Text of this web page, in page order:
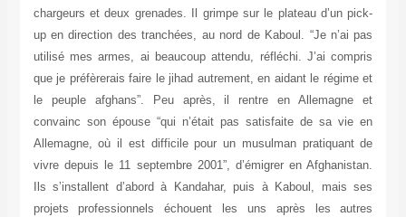
chargeurs et deux grenades. Il grimpe sur le plateau d’un pick-
up en direction des tranchées, au nord de Kaboul. “Je n’ai pas
utilisé mes armes, ai beaucoup attendu, réfléchi. J’ai compris
que je préfèrerais faire le jihad autrement, en aidant le régime et
le peuple afghans”. Peu après, il rentre en Allemagne et
convainc son épouse “qui n’était pas satisfaite de sa vie en
Allemagne, où il est difficile pour un musulman pratiquant de
vivre depuis le 11 septembre 2001”, d’émigrer en Afghanistan.
Ils s’installent d’abord à Kandahar, puis à Kaboul, mais ses
projets professionnels échouent les uns après les autres